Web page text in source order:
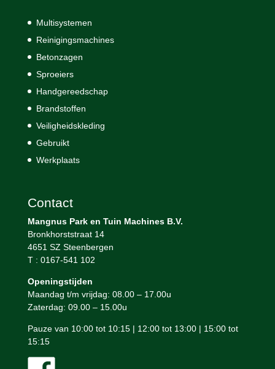
Multisystemen
Reinigingsmachines
Betonzagen
Sproeiers
Handgereedschap
Brandstoffen
Veiligheidskleding
Gebruikt
Werkplaats
Contact
Mangnus Park en Tuin Machines B.V.
Bronkhorststraat 14
4651 SZ Steenbergen
T : 0167-541 102
Openingstijden
Maandag t/m vrijdag: 08.00 – 17.00u
Zaterdag: 09.00 – 15.00u
Pauze van 10:00 tot 10:15 | 12:00 tot 13:00 | 15:00 tot
15:15